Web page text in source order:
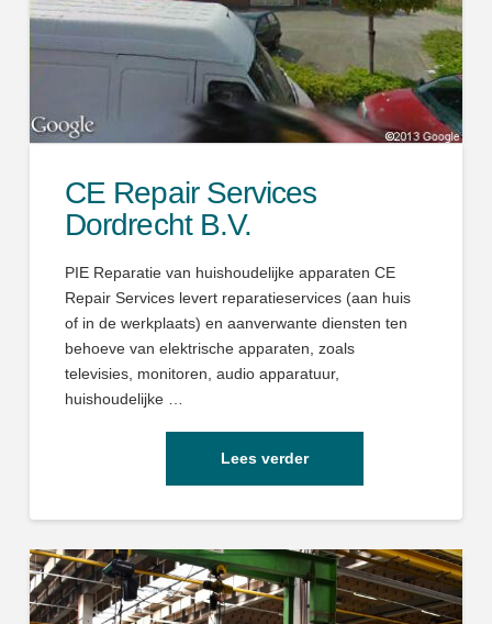
CE Repair Services
Dordrecht B.V.
PIE Reparatie van huishoudelijke apparaten CE
Repair Services levert reparatieservices (aan huis
of in de werkplaats) en aanverwante diensten ten
behoeve van elektrische apparaten, zoals
televisies, monitoren, audio apparatuur,
huishoudelijke …